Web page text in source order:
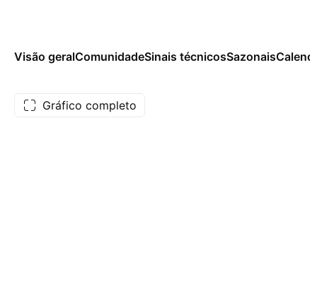
Visão geralComunidadeSinais técnicosSazonais
Gráfico completo